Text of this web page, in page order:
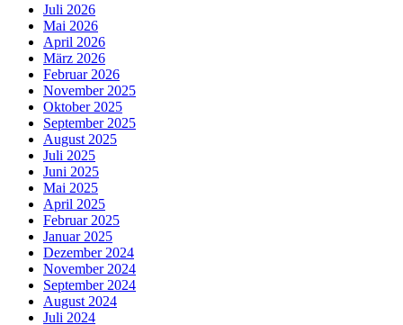
Juli 2026
Mai 2026
April 2026
März 2026
Februar 2026
November 2025
Oktober 2025
September 2025
August 2025
Juli 2025
Juni 2025
Mai 2025
April 2025
Februar 2025
Januar 2025
Dezember 2024
November 2024
September 2024
August 2024
Juli 2024